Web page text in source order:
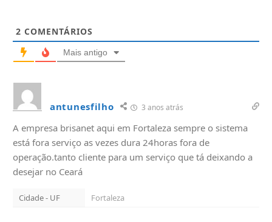
2 COMENTÁRIOS
Mais antigo
antunesfilho 3 anos atrás
A empresa brisanet aqui em Fortaleza sempre o sistema
está fora serviço as vezes dura 24horas fora de
operação.tanto cliente para um serviço que tá deixando a
desejar no Ceará
Cidade - UF Fortaleza